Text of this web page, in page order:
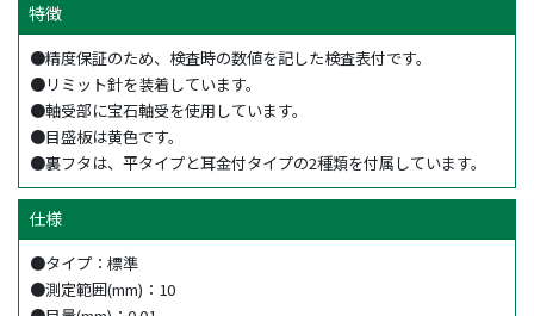
特徴
●精度保証のため、検査時の数値を記した検査表付です。
●リミット針を装着しています。
●軸受部に宝石軸受を使用しています。
●目盛板は黄色です。
●裏フタは、平タイプと耳金付タイプの2種類を付属しています。
仕様
●タイプ：標準
●測定範囲(mm)：10